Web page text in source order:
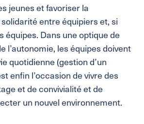
jeunes et favoriser la
entre équipiers et, si
équipes. Dans une optique de
l’autonomie, les équipes doivent
quotidienne (gestion d’un
enfin l’occasion de vivre des
et de convivialité et de
un nouvel environnement.